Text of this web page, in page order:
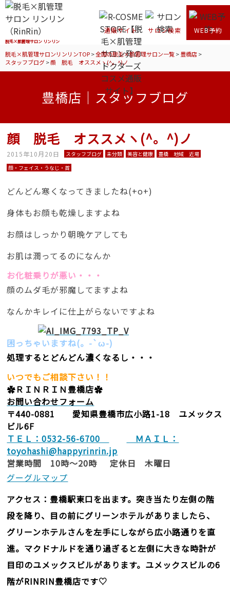
脱毛×肌管理サロン リンリン
通販サイト サロン検索 WEB予約
脱毛×肌管理サロンリンリンTOP>全国の脱毛×肌管理サロン一覧>豊橋店>
スタッフブログ>顔 脱毛 オススメヽ(^。^)ノ
豊橋店｜スタッフブログ
顔 脱毛 オススメヽ(^。^)ノ
2015年10月20日 スタッフブログ 未分類 美容と健康
豊橋 地域 近場
顔・フェイス・うなじ・首
どんどん寒くなってきましたね(+o+)
身体もお顔も乾燥しますよね
お顔はしっかり朝晩ケアしても
お肌は潤ってるのになんか
お化粧乗りが悪い・・・
顔のムダ毛が邪魔してますよね
なんかキレイに仕上がらないですよね
困っちゃいますね(。-`ω-)
処理するとどんどん濃くなるし・・・
いつでもご相談下さい！！
✿ＲＩＮＲＩＮ豊橋店✿
お問い合わせフォーム
〒440-0881 愛知県豊橋市広小路1-18 ユメックス
ビル6F
ＴＥＬ：0532-56-6700
ＭＡＩＬ：
toyohashi@happyrinrin.jp
営業時間 10時～20時 定休日 木曜日
グーグルマップ
アクセス：豊橋駅東口を出ます。突き当たり左側の階
段を降り、目の前にグリーンホテルがありましたら、
グリーンホテルさんを左手にしながら広小路通りを直
進。マクドナルドを通り過ぎると左側に大きな時計が
目印のユメックスビルがあります。ユメックスビルの6
階がRINRIN豊橋店です♡